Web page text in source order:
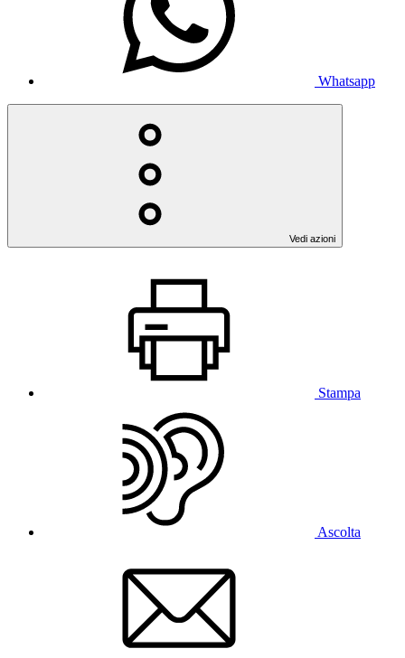
Whatsapp
Vedi azioni
Stampa
Ascolta